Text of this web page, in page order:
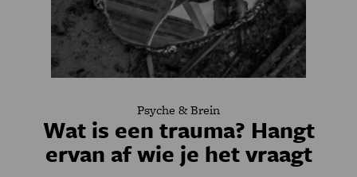
Psyche & Brein
Wat is een trauma? Hangt
ervan af wie je het vraagt